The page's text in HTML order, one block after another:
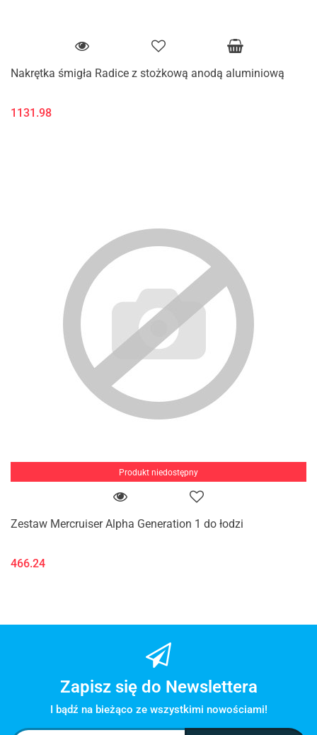
Nakrętka śmigła Radice z stożkową anodą aluminiową
1131.98
Produkt niedostępny
Zestaw Mercruiser Alpha Generation 1 do łodzi
466.24
Zapisz się do Newslettera
I bądź na bieżąco ze wszystkimi nowościami!